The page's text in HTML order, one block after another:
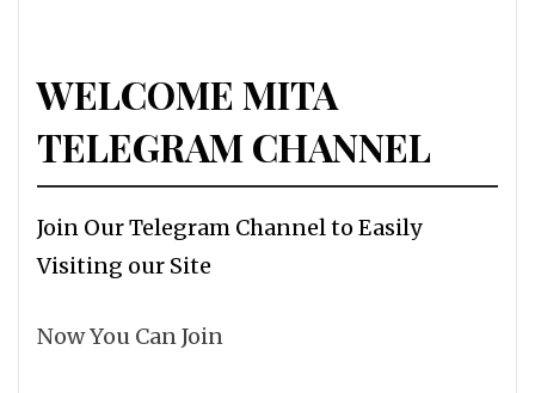
WELCOME MITA
TELEGRAM CHANNEL
Join Our Telegram Channel to Easily
Visiting our Site
Now You Can Join